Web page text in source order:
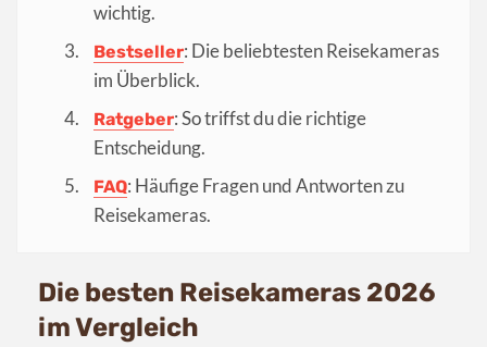
wichtig.
Bestseller: Die beliebtesten Reisekameras
im Überblick.
Ratgeber: So triffst du die richtige
Entscheidung.
FAQ: Häufige Fragen und Antworten zu
Reisekameras.
Die besten Reisekameras 2026
im Vergleich